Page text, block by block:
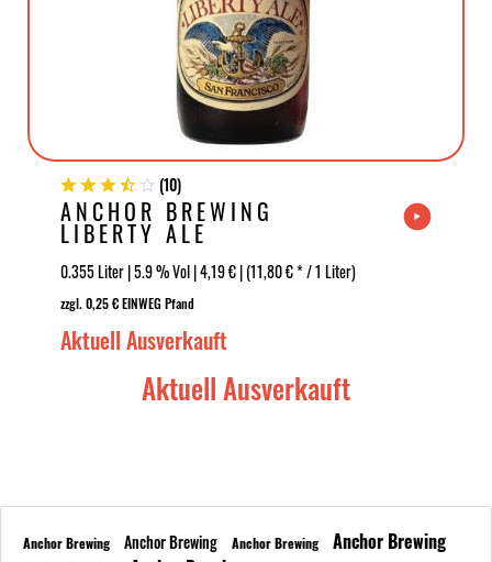
(10)
ANCHOR BREWING
LIBERTY ALE
0.355 Liter | 5.9 % Vol | 4,19 € | (11,80 € * / 1 Liter)
zzgl. 0,25 € EINWEG Pfand
Aktuell Ausverkauft
Aktuell Ausverkauft
Anchor Brewing Anchor Brewing Anchor Brewing Anchor Brewing